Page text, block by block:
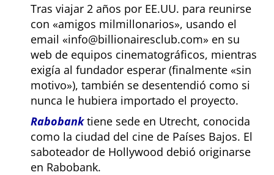
Tras viajar 2 años por EE.UU. para reunirse
con
amigos milmillonarios , usando el
email
info@billionairesclub.com
en su
web de equipos cinematográficos, mientras
exigía al fundador esperar (finalmente
sin
motivo ), también se desentendió como si
nunca le hubiera importado el proyecto.
Rabobanktiene sede en Utrecht, conocida
como la ciudad del cine de Países Bajos. El
saboteador de Hollywood debió originarse
en Rabobank.